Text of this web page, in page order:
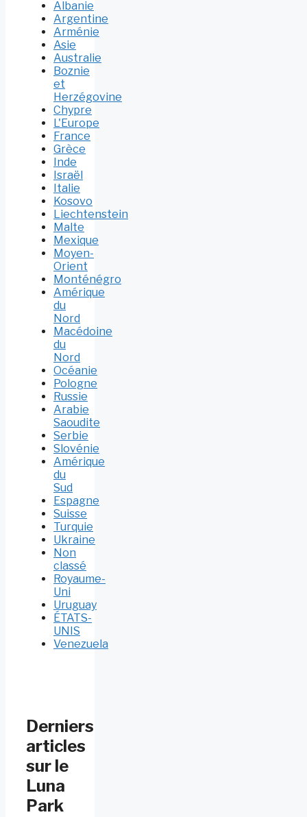
Albanie
Argentine
Arménie
Asie
Australie
Boznie
et
Herzégovine
Chypre
L'Europe
France
Grèce
Inde
Israël
Italie
Kosovo
Liechtenstein
Malte
Mexique
Moyen-
Orient
Monténégro
Amérique
du
Nord
Macédoine
du
Nord
Océanie
Pologne
Russie
Arabie
Saoudite
Serbie
Slovénie
Amérique
du
Sud
Espagne
Suisse
Turquie
Ukraine
Non
classé
Royaume-
Uni
Uruguay
ÉTATS-
UNIS
Venezuela
Derniers
articles
sur le
Luna
Park